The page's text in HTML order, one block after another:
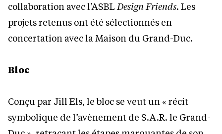
collaboration avec l’ASBLDesign Friends. Les
projets retenus ont été sélectionnés en
concertation avec la Maison du Grand-Duc.
Bloc
Conçu par Jill Els, le bloc se veut un « récit
symbolique de l’avènement de S.A.R. le Grand-